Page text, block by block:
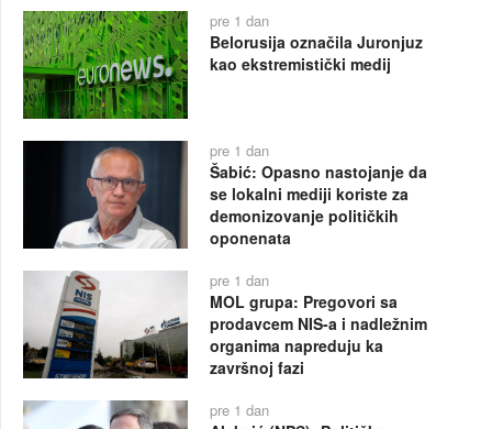
pre 1 dan
Belorusija označila Juronjuz
kao ekstremistički medij
pre 1 dan
Šabić: Opasno nastojanje da
se lokalni mediji koriste za
demonizovanje političkih
oponenata
pre 1 dan
MOL grupa: Pregovori sa
prodavcem NIS-a i nadležnim
organima napreduju ka
završnoj fazi
pre 1 dan